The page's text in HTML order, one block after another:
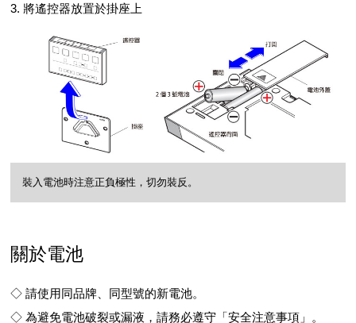
3. 將遙控器放置於掛座上
裝入電池時注意正負極性，切勿裝反。
關於電池
◇ 請使用同品牌、同型號的新電池。
◇ 為避免電池破裂或漏液，請務必遵守「安全注意事項」。